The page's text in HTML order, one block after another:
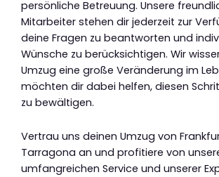
persönliche Betreuung. Unsere
Mitarbeiter stehen dir jederzeit zur
deine Fragen zu beantworten und
Wünsche zu berücksichtigen. Wir
Umzug eine große Veränderung im
möchten dir dabei helfen, diesen
zu bewältigen.
Vertrau uns deinen Umzug von
Tarragona an und profitiere von
umfangreichen Service und unserer